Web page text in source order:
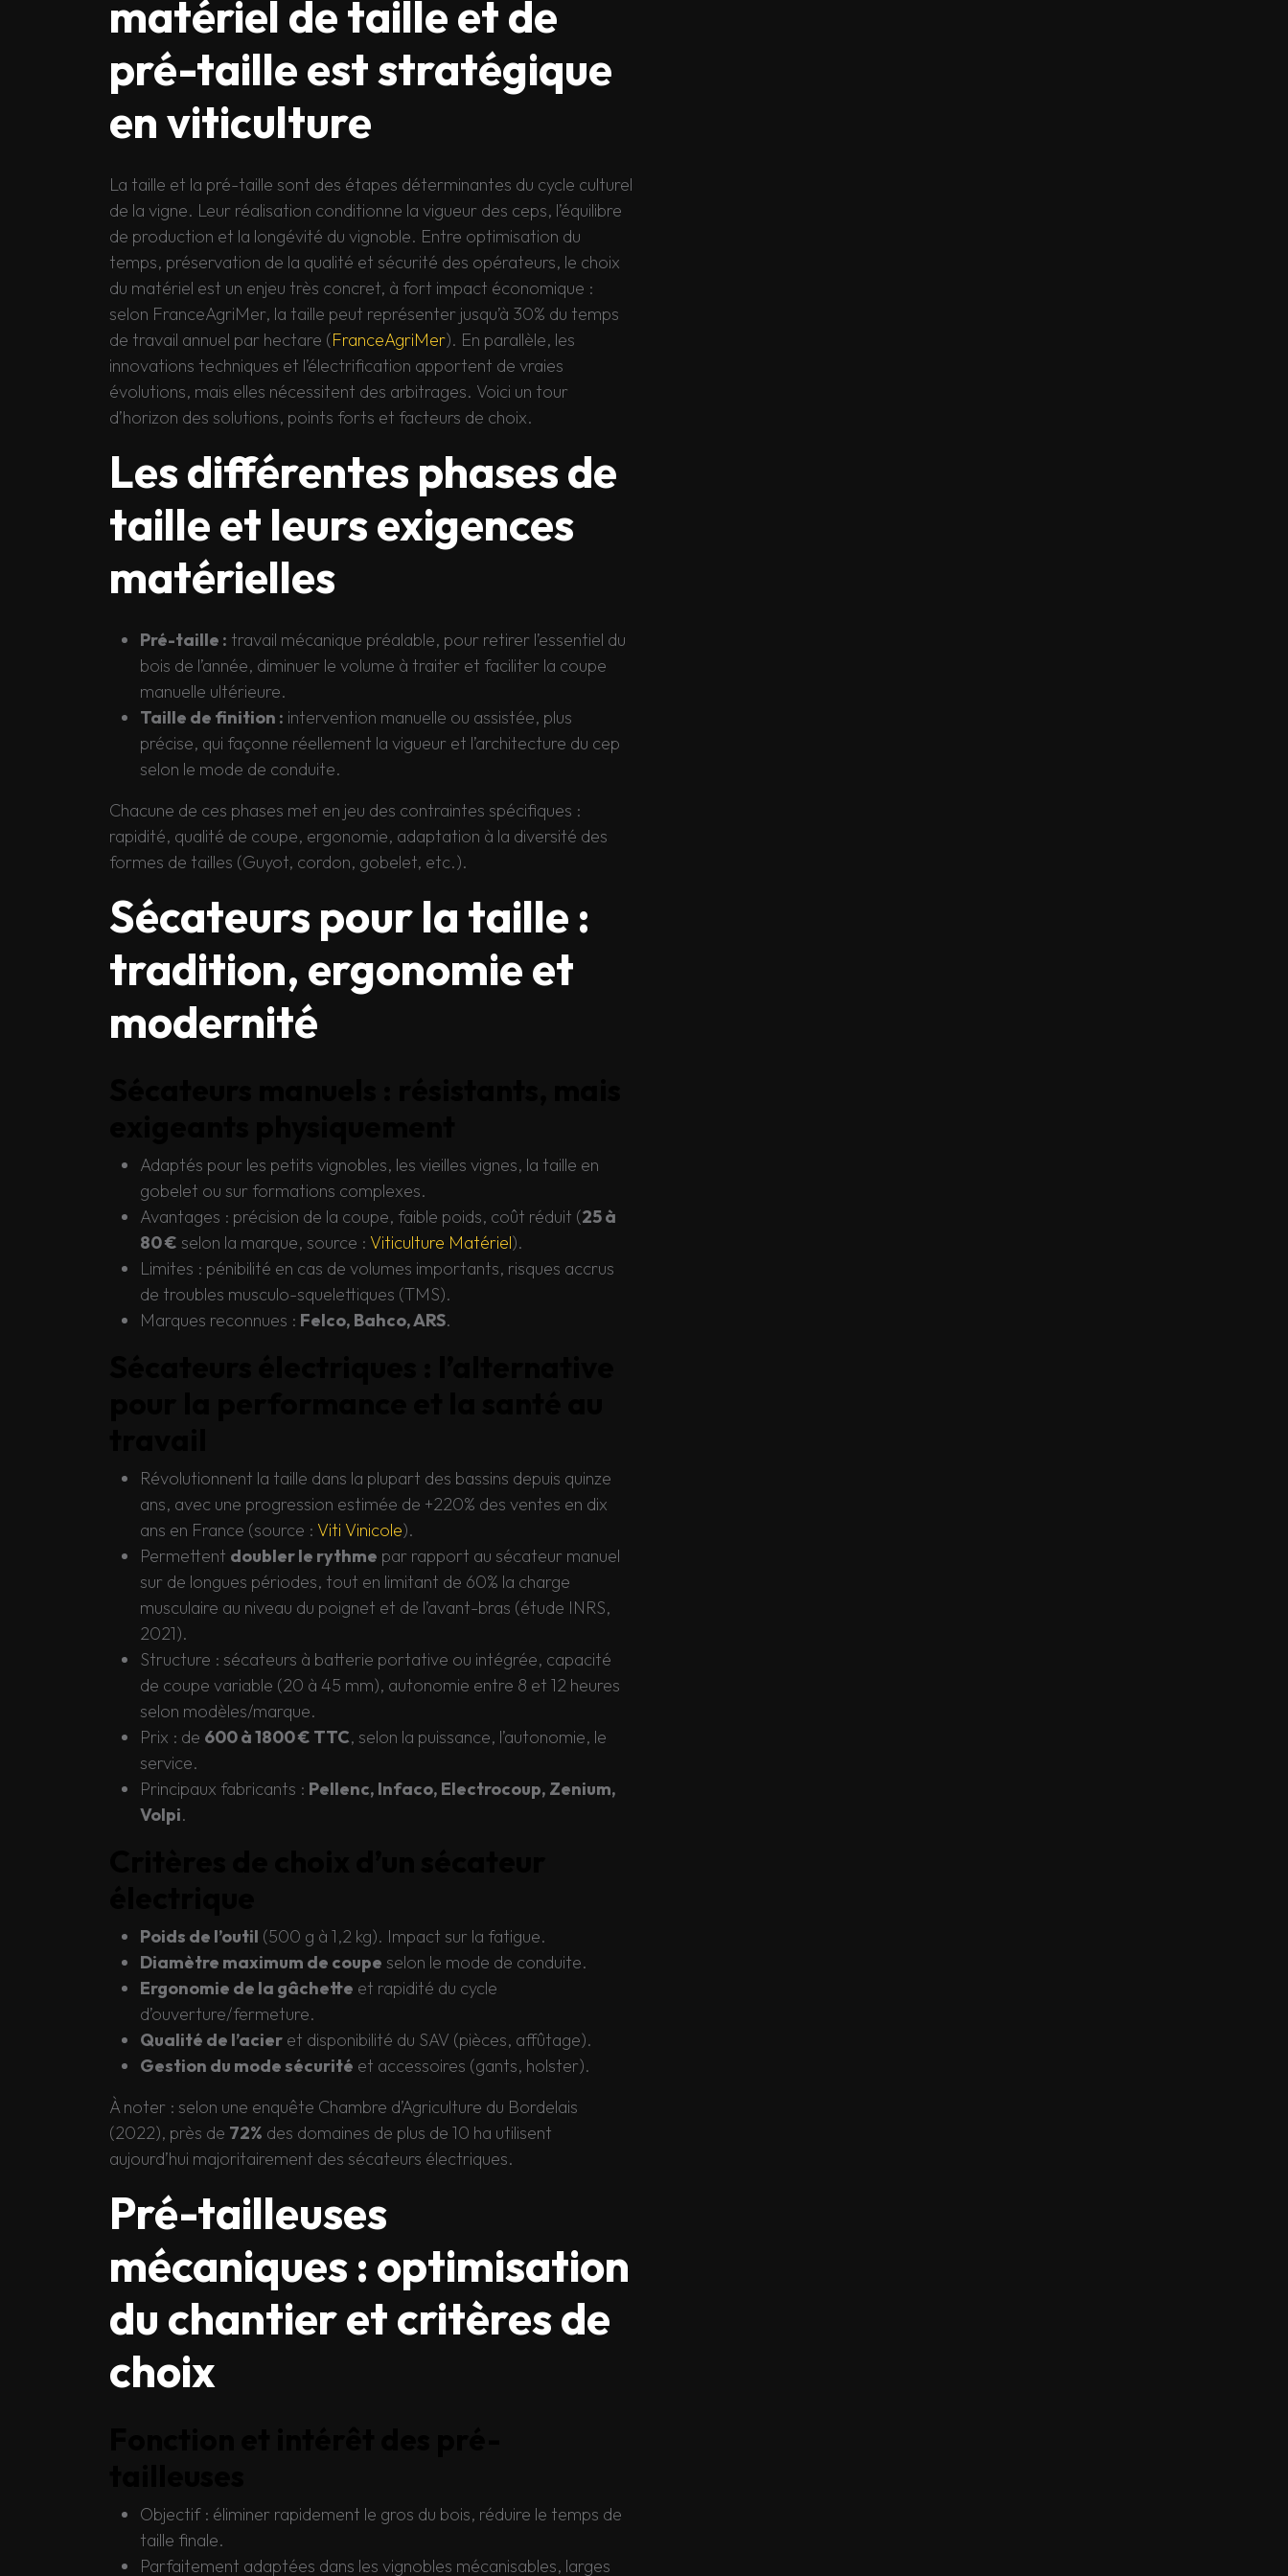
matériel de taille et de
pré-taille est stratégique
en viticulture
La taille et la pré-taille sont des étapes déterminantes du cycle culturel
de la vigne. Leur réalisation conditionne la vigueur des ceps, l’équilibre
de production et la longévité du vignoble. Entre optimisation du
temps, préservation de la qualité et sécurité des opérateurs, le choix
du matériel est un enjeu très concret, à fort impact économique :
selon FranceAgriMer, la taille peut représenter jusqu’à 30% du temps
de travail annuel par hectare (FranceAgriMer). En parallèle, les
innovations techniques et l’électrification apportent de vraies
évolutions, mais elles nécessitent des arbitrages. Voici un tour
d’horizon des solutions, points forts et facteurs de choix.
Les différentes phases de
taille et leurs exigences
matérielles
Pré-taille : travail mécanique préalable, pour retirer l’essentiel du
bois de l’année, diminuer le volume à traiter et faciliter la coupe
manuelle ultérieure.
Taille de finition : intervention manuelle ou assistée, plus
précise, qui façonne réellement la vigueur et l’architecture du cep
selon le mode de conduite.
Chacune de ces phases met en jeu des contraintes spécifiques :
rapidité, qualité de coupe, ergonomie, adaptation à la diversité des
formes de tailles (Guyot, cordon, gobelet, etc.).
Sécateurs pour la taille :
tradition, ergonomie et
modernité
Adaptés pour les petits vignobles, les vieilles vignes, la taille en
gobelet ou sur formations complexes.
Avantages : précision de la coupe, faible poids, coût réduit (25 à
80 € selon la marque, source : Viticulture Matériel).
Limites : pénibilité en cas de volumes importants, risques accrus
de troubles musculo-squelettiques (TMS).
Marques reconnues : Felco, Bahco, ARS.
Révolutionnent la taille dans la plupart des bassins depuis quinze
ans, avec une progression estimée de +220% des ventes en dix
ans en France (source : Viti Vinicole).
Permettent doubler le rythme par rapport au sécateur manuel
sur de longues périodes, tout en limitant de 60% la charge
musculaire au niveau du poignet et de l’avant-bras (étude INRS,
2021).
Structure : sécateurs à batterie portative ou intégrée, capacité
de coupe variable (20 à 45 mm), autonomie entre 8 et 12 heures
selon modèles/marque.
Prix : de 600 à 1800 € TTC, selon la puissance, l’autonomie, le
service.
Principaux fabricants : Pellenc, Infaco, Electrocoup, Zenium,
Volpi.
Poids de l’outil (500 g à 1,2 kg). Impact sur la fatigue.
Diamètre maximum de coupe selon le mode de conduite.
Ergonomie de la gâchette et rapidité du cycle
d’ouverture/fermeture.
Qualité de l’acier et disponibilité du SAV (pièces, affûtage).
Gestion du mode sécurité et accessoires (gants, holster).
À noter : selon une enquête Chambre d’Agriculture du Bordelais
(2022), près de 72% des domaines de plus de 10 ha utilisent
aujourd’hui majoritairement des sécateurs électriques.
Pré-tailleuses
mécaniques : optimisation
du chantier et critères de
choix
Objectif : éliminer rapidement le gros du bois, réduire le temps de
taille finale.
Parfaitement adaptées dans les vignobles mécanisables, larges